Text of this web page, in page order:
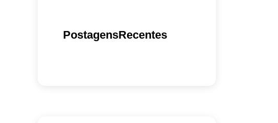
PostagensRecentes